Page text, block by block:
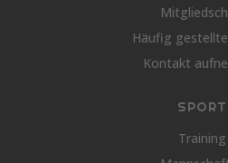
Häufig
Kontakt
SPORT
Training